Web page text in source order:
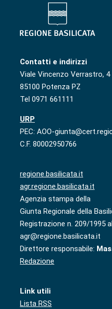
Contatti e indirizzi
Viale Vincenzo Verrastro, 4
85100 Potenza PZ
Tel 0971 661111
URP
PEC: AOO-
C.F. 80002950766
regione.basilicata.it
agr.regione.basilicata.it
Agenzia stampa della
Giunta Regionale della
Registrazione n. 209/1995
agr@regione.basilicata.it
Direttore responsabile:
Redazione
Link utili
Lista RSS